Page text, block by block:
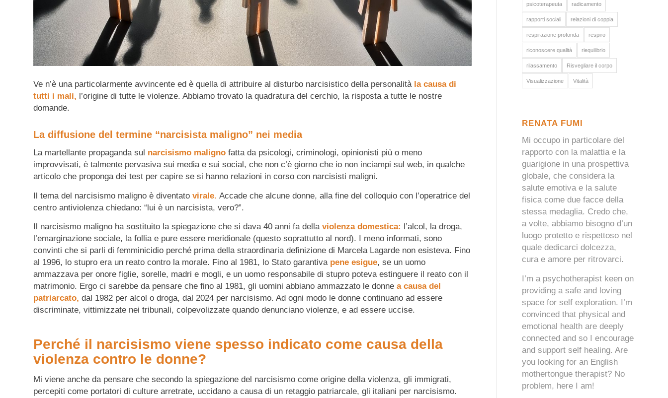
Ve n’è una particolarmente avvincente ed è quella di attribuire al disturbo narcisistico della personalità la causa di
tutti i mali, l’origine di tutte le violenze. Abbiamo trovato la quadratura del cerchio, la risposta a tutte le nostre
domande.
La diffusione del termine “narcisista maligno” nei media
La martellante propaganda sul narcisismo maligno fatta da psicologi, criminologi, opinionisti più o meno
improvvisati, è talmente pervasiva sui media e sui social, che non c’è giorno che io non inciampi sul web, in qualche
articolo che proponga dei test per capire se si hanno relazioni in corso con narcisisti maligni.
Il tema del narcisismo maligno è diventato virale. Accade che alcune donne, alla fine del colloquio con l’operatrice del
centro antiviolenza chiedano: “lui è un narcisista, vero?”.
Il narcisismo maligno ha sostituito la spiegazione che si dava 40 anni fa della violenza domestica: l’alcol, la droga,
l’emarginazione sociale, la follia e pure essere meridionale (questo soprattutto al nord). I meno informati, sono
convinti che si parli di femminicidio perché prima della straordinaria definizione di Marcela Lagarde non esisteva. Fino
al 1996, lo stupro era un reato contro la morale. Fino al 1981, lo Stato garantiva pene esigue, se un uomo
ammazzava per onore figlie, sorelle, madri e mogli, e un uomo responsabile di stupro poteva estinguere il reato con il
matrimonio. Ergo ci sarebbe da pensare che fino al 1981, gli uomini abbiano ammazzato le donne a causa del
patriarcato, dal 1982 per alcol o droga, dal 2024 per narcisismo. Ad ogni modo le donne continuano ad essere
discriminate, vittimizzate nei tribunali, colpevolizzate quando denunciano violenze, e ad essere uccise.
Perché il narcisismo viene spesso indicato come causa della
violenza contro le donne?
Mi viene anche da pensare che secondo la spiegazione del narcisismo come origine della violenza, gli immigrati,
percepiti come portatori di culture arretrate, uccidano a causa di un retaggio patriarcale, gli italiani per narcisismo.
psicoterapeuta radicamento
rapporti sociali relazioni di coppia
respirazione profonda respiro
riconoscere qualità riequilibrio
rilassamento Risvegliare il corpo
Visualizzazione Vitalità
RENATA FUMI
Mi occupo in particolare del
rapporto con la malattia e la
guarigione in una prospettiva
globale, che considera la
salute emotiva e la salute
fisica come due facce della
stessa medaglia. Credo che,
a volte, abbiamo bisogno d’un
luogo protetto e rispettoso nel
quale dedicarci dolcezza,
cura e amore per ritrovarci.
I’m a psychotherapist keen on
providing a safe and loving
space for self exploration. I’m
convinced that physical and
emotional health are deeply
connected and so I encourage
and support self healing. Are
you looking for an English
mothertongue therapist? No
problem, here I am!